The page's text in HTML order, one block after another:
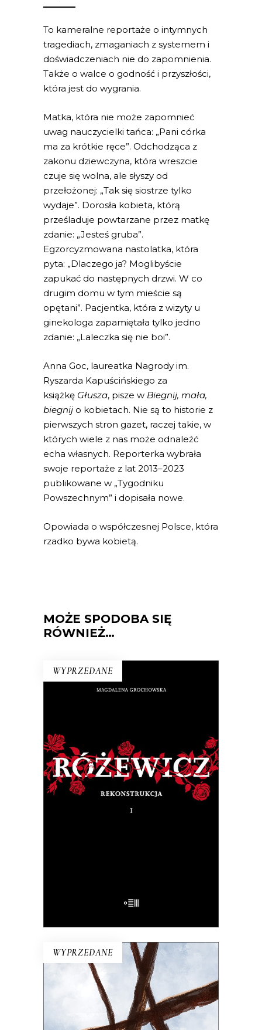
To kameralne reportaże o intymnych
tragediach, zmaganiach z systemem i
doświadczeniach nie do zapomnienia.
Także o walce o godność i przyszłości,
która jest do wygrania.
Matka, która nie może zapomnieć
uwag nauczycielki tańca: „Pani córka
ma za krótkie ręce”. Odchodząca z
zakonu dziewczyna, która wreszcie
czuje się wolna, ale słyszy od
przełożonej: „Tak się siostrze tylko
wydaje”. Dorosła kobieta, którą
prześladuje powtarzane przez matkę
zdanie: „Jesteś gruba”.
Egzorcyzmowana nastolatka, która
pyta: „Dlaczego ja? Moglibyście
zapukać do następnych drzwi. W co
drugim domu w tym mieście są
opętani”. Pacjentka, która z wizyty u
ginekologa zapamiętała tylko jedno
zdanie: „Laleczka się nie boi”.
Anna Goc, laureatka Nagrody im.
Ryszarda Kapuścińskiego za
książkę Głusza, pisze w Biegnij, mała,
biegnij o kobietach. Nie są to historie z
pierwszych stron gazet, raczej takie, w
których wiele z nas może odnaleźć
echa własnych. Reporterka wybrała
swoje reportaże z lat 2013–2023
publikowane w „Tygodniku
Powszechnym” i dopisała nowe.
Opowiada o współczesnej Polsce, która
rzadko bywa kobietą.
MOŻE SPODOBA SIĘ
RÓWNIEŻ…
WYPRZEDANE
E-BOOK DO KOSZYKA
RÓŻEWICZ. REKONSTRUKCJA
(tom 1)
Na pytanie: „Kim jesteś?”, Tadeusz
Różewicz odpowiedział przed laty: „Kto
mnie uważnie czyta, ten wie”.
WYPRZEDANE